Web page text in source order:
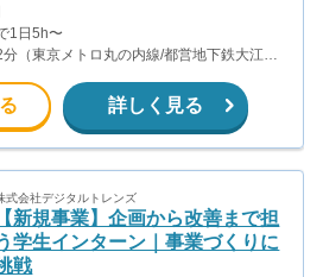
1日5h〜
（東京メトロ丸の内線/都営地下鉄大江戸
詳しく見る
式会社デジタルトレンズ
【新規事業】企画から改善まで担
学生インターン｜事業づくりに
戦